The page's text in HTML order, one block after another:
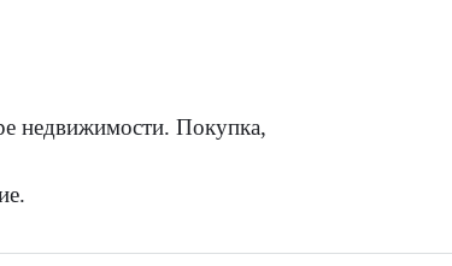
недвижимости. Покупка,